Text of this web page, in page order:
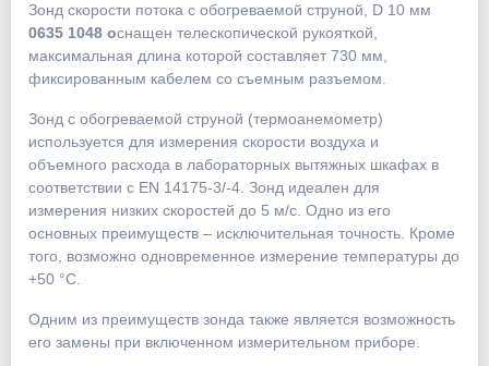
Зонд скорости потока с обогреваемой струной, D 10 мм
0635 1048 оснащен телескопической рукояткой,
максимальная длина которой составляет 730 мм,
фиксированным кабелем со съемным разъемом.
Зонд с обогреваемой струной (термоанемометр)
используется для измерения скорости воздуха и
объемного расхода в лабораторных вытяжных шкафах в
соответствии с EN 14175-3/-4. Зонд идеален для
измерения низких скоростей до 5 м/с. Одно из его
основных преимуществ – исключительная точность. Кроме
того, возможно одновременное измерение температуры до
+50 °С.
Одним из преимуществ зонда также является возможность
его замены при включенном измерительном приборе.